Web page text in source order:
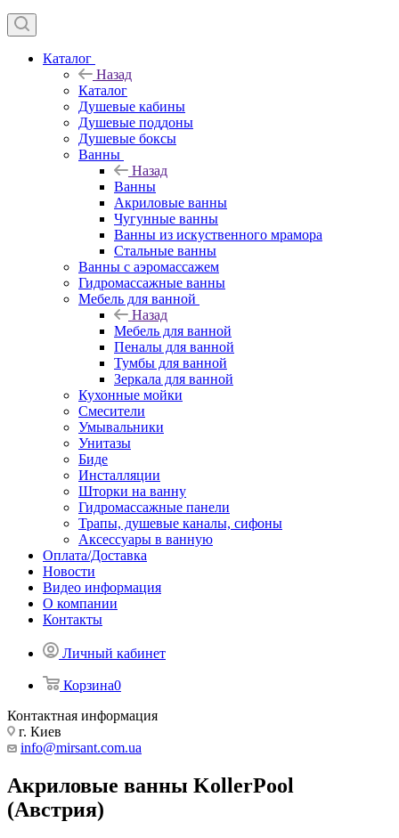
Каталог
Назад
Каталог
Душевые кабины
Душевые поддоны
Душевые боксы
Ванны
Назад
Ванны
Акриловые ванны
Чугунные ванны
Ванны из искуственного мрамора
Стальные ванны
Ванны с аэромассажем
Гидромассажные ванны
Мебель для ванной
Назад
Мебель для ванной
Пеналы для ванной
Тумбы для ванной
Зеркала для ванной
Кухонные мойки
Смесители
Умывальники
Унитазы
Биде
Инсталляции
Шторки на ванну
Гидромассажные панели
Трапы, душевые каналы, сифоны
Аксессуары в ванную
Оплата/Доставка
Новости
Видео информация
О компании
Контакты
Личный кабинет
Корзина0
Контактная информация
г. Киев
info@mirsant.com.ua
Акриловые ванны KollerPool
(Австрия)